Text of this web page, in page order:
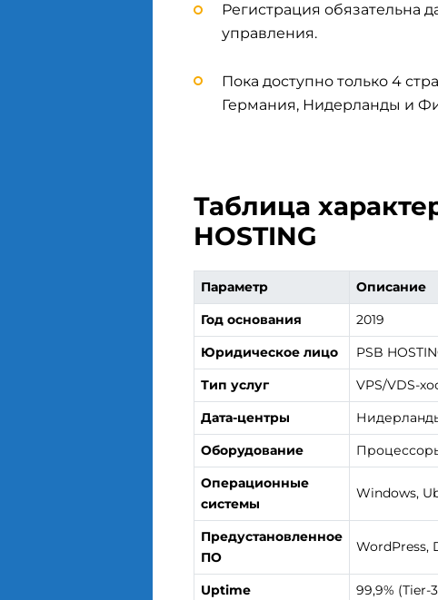
Регистрация обязательна
управления.
Пока доступно только 4
Германия, Нидерланды и
Таблица
HOSTING
Параметр
Описание
Год основания
2019
Юридическое лицо
PSB
Тип услуг
VPS/VDS-
Дата-центры
Оборудование
Операционные
системы
Windows,
Предустановленное
ПО
WordPress,
Uptime
99,9% (Tier-